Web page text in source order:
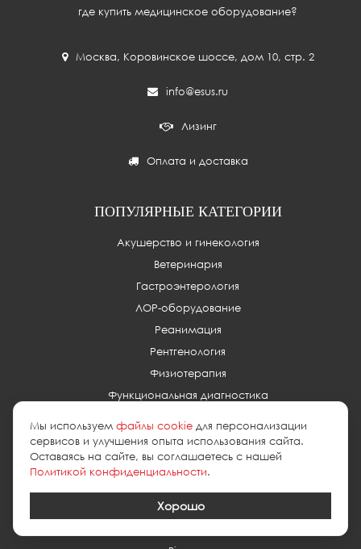
где купить медицинское оборудование?
Москва, Коровинское шоссе, дом 10, стр. 2
info@esus.ru
Лизинг
Оплата и доставка
ПОПУЛЯРНЫЕ КАТЕГОРИИ
Акушерство и гинекология
Ветеринария
Гастроэнтерология
ЛОР-оборудование
Реанимация
Рентгенология
Физиотерапия
Функциональная диагностика
Эндоскопия
COVID-19
ЛУЧШИЕ ПРОИЗВОДИТЕЛИ
Мы используем файлы cookie для персонализации
сервисов и улучшения опыта использования сайта.
Оставаясь на сайте, вы соглашаетесь с нашей
Политикой конфиденциальности.
Хорошо